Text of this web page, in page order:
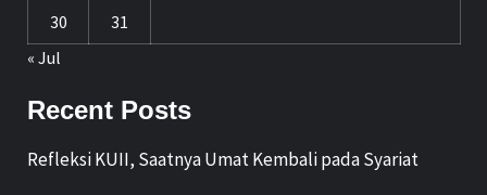
30
31
« Jul
Recent Posts
Refleksi KUII, Saatnya Umat Kembali pada Syariat